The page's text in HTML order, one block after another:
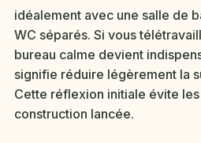
idéalement avec une salle de
WC séparés. Si vous
bureau calme devient
signifie réduire légèrement la
Cette réflexion initiale évite
construction lancée.